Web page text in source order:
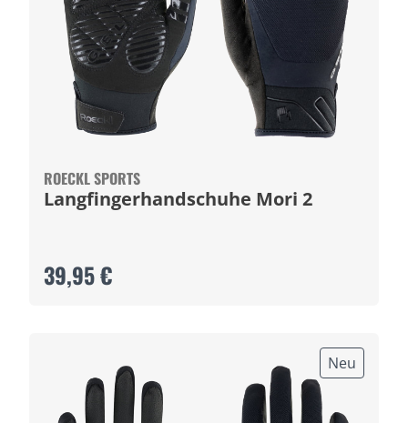
ROECKL SPORTS
Langfingerhandschuhe Mori 2
39,95 €
Neu